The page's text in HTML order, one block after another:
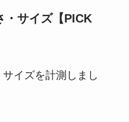
・サイズ【PICK
イズを計測しまし